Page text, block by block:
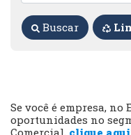
Se você é empresa, no
oportunidades no
Buscar